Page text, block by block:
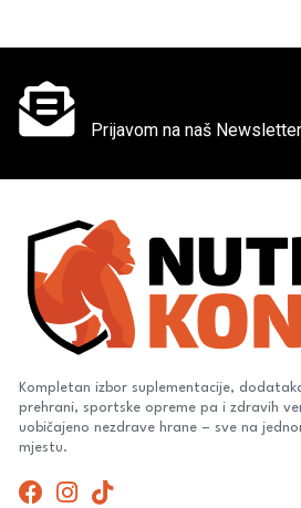
Prijavom na naš
Kompletan izbor suplementacije,
prehrani, sportske opreme pa i zdravih
uobičajeno nezdrave hrane – sve na
mjestu.